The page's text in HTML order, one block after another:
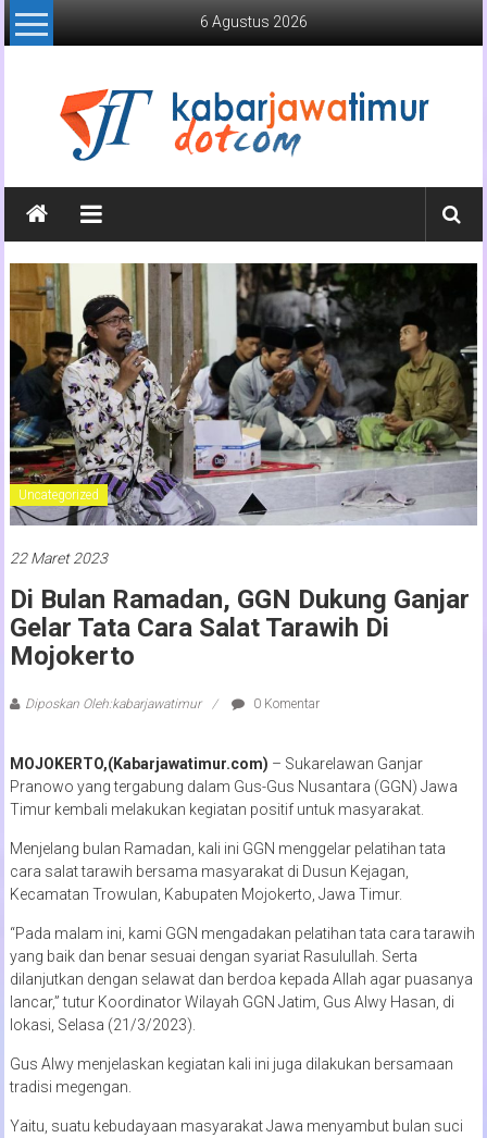
Lompat
ke
6 Agustus 2026
Kabar
Jawa
Timur
Media
Online
Jawa
Uncategorized
22 Maret 2023
Di Bulan Ramadan, GGN Dukung Ganjar
Gelar Tata Cara Salat Tarawih Di
Mojokerto
Diposkan Oleh:kabarjawatimur 0 Komentar
MOJOKERTO,(Kabarjawatimur.com) – Sukarelawan Ganjar
Pranowo yang tergabung dalam Gus-Gus Nusantara (GGN) Jawa
Timur kembali melakukan kegiatan positif untuk masyarakat.
Menjelang bulan Ramadan, kali ini GGN menggelar pelatihan tata
cara salat tarawih bersama masyarakat di Dusun Kejagan,
Kecamatan Trowulan, Kabupaten Mojokerto, Jawa Timur.
“Pada malam ini, kami GGN mengadakan pelatihan tata cara tarawih
yang baik dan benar sesuai dengan syariat Rasulullah. Serta
dilanjutkan dengan selawat dan berdoa kepada Allah agar puasanya
lancar,” tutur Koordinator Wilayah GGN Jatim, Gus Alwy Hasan, di
lokasi, Selasa (21/3/2023).
Gus Alwy menjelaskan kegiatan kali ini juga dilakukan bersamaan
tradisi megengan.
Yaitu, suatu kebudayaan masyarakat Jawa menyambut bulan suci